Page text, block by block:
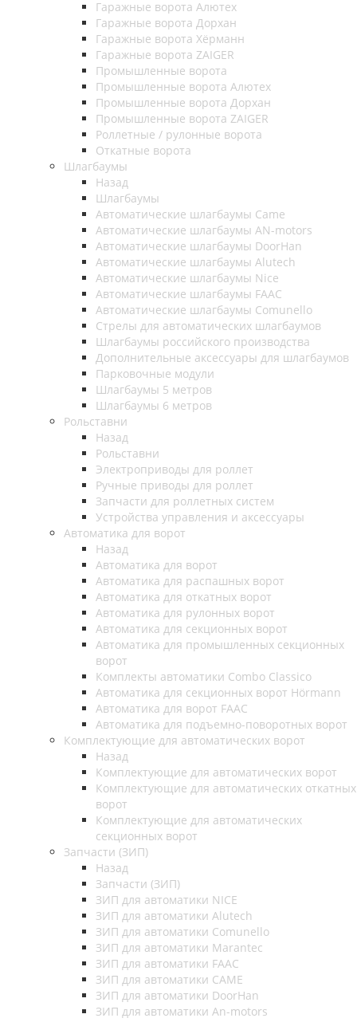
Гаражные ворота Алютех
Гаражные ворота Дорхан
Гаражные ворота Хёрманн
Гаражные ворота ZAIGER
Промышленные ворота
Промышленные ворота Алютех
Промышленные ворота Дорхан
Промышленные ворота ZAIGER
Роллетные / рулонные ворота
Откатные ворота
Шлагбаумы
Назад
Шлагбаумы
Автоматические шлагбаумы Came
Автоматические шлагбаумы AN-motors
Автоматические шлагбаумы DoorHan
Автоматические шлагбаумы Alutech
Автоматические шлагбаумы Nice
Автоматические шлагбаумы FAAC
Автоматические шлагбаумы Comunello
Стрелы для автоматических шлагбаумов
Шлагбаумы российского производства
Дополнительные аксессуары для шлагбаумов
Парковочные модули
Шлагбаумы 5 метров
Шлагбаумы 6 метров
Рольставни
Назад
Рольставни
Электроприводы для роллет
Ручные приводы для роллет
Запчасти для роллетных систем
Устройства управления и аксессуары
Автоматика для ворот
Назад
Автоматика для ворот
Автоматика для распашных ворот
Автоматика для откатных ворот
Автоматика для рулонных ворот
Автоматика для секционных ворот
Автоматика для промышленных секционных
ворот
Комплекты автоматики Combo Classico
Автоматика для секционных ворот Hörmann
Автоматика для ворот FAAC
Автоматика для подъемно-поворотных ворот
Комплектующие для автоматических ворот
Назад
Комплектующие для автоматических ворот
Комплектующие для автоматических откатных
ворот
Комплектующие для автоматических
секционных ворот
Запчасти (ЗИП)
Назад
Запчасти (ЗИП)
ЗИП для автоматики NICE
ЗИП для автоматики Alutech
ЗИП для автоматики Comunello
ЗИП для автоматики Marantec
ЗИП для автоматики FAAC
ЗИП для автоматики CAME
ЗИП для автоматики DoorHan
ЗИП для автоматики An-motors